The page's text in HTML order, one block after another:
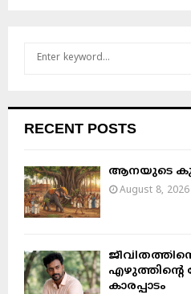
h
o
r
:
RECENT POSTS
ആനയുടെ
August 8, 2026
എഴുത്തിന്റെ
കാരപ്പാടം